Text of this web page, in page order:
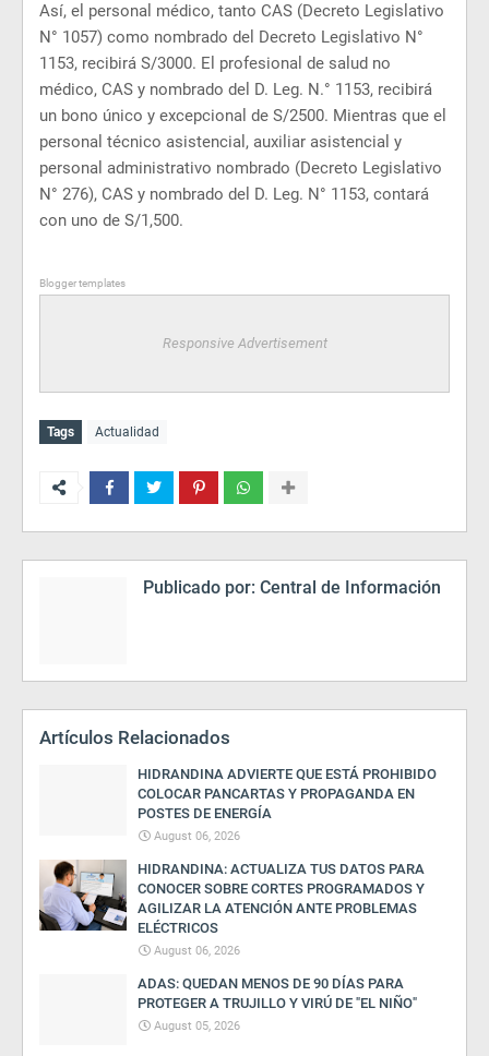
Así, el personal médico, tanto CAS (Decreto Legislativo
N° 1057) como nombrado del Decreto Legislativo N°
1153, recibirá S/3000. El profesional de salud no
médico, CAS y nombrado del D. Leg. N.° 1153, recibirá
un bono único y excepcional de S/2500. Mientras que el
personal técnico asistencial, auxiliar asistencial y
personal administrativo nombrado (Decreto Legislativo
N° 276), CAS y nombrado del D. Leg. N° 1153, contará
con uno de S/1,500.
Blogger templates
Responsive Advertisement
Tags Actualidad
Publicado por: Central de Información
Artículos Relacionados
HIDRANDINA ADVIERTE QUE ESTÁ PROHIBIDO
COLOCAR PANCARTAS Y PROPAGANDA EN
POSTES DE ENERGÍA
August 06, 2026
HIDRANDINA: ACTUALIZA TUS DATOS PARA
CONOCER SOBRE CORTES PROGRAMADOS Y
AGILIZAR LA ATENCIÓN ANTE PROBLEMAS
ELÉCTRICOS
August 06, 2026
ADAS: QUEDAN MENOS DE 90 DÍAS PARA
PROTEGER A TRUJILLO Y VIRÚ DE "EL NIÑO"
August 05, 2026